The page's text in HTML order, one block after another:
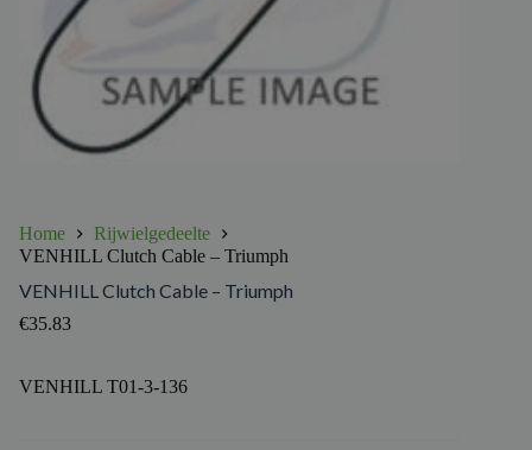
Home
Rijwielgedeelte
VENHILL Clutch Cable – Triumph
VENHILL Clutch Cable – Triumph
€35.83
VENHILL T01-3-136